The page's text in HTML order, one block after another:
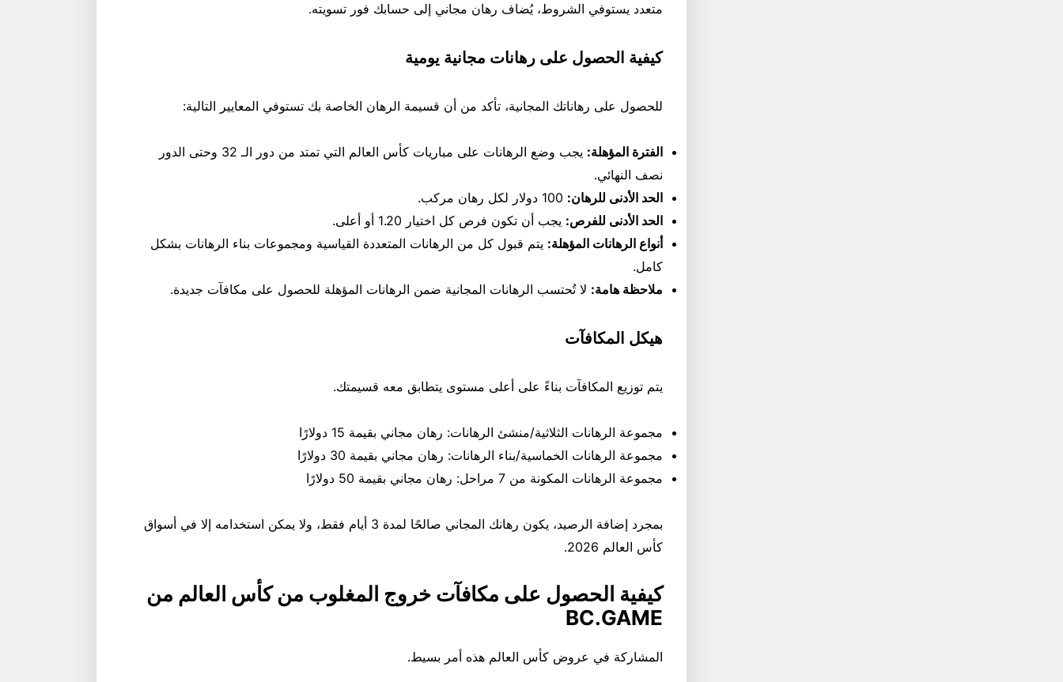
متعدد يستوفي الشروط، يُضاف رهان مجاني إلى حسابك فور تسويته.
كيفية الحصول على رهانات مجانية يومية
للحصول على رهاناتك المجانية، تأكد من أن قسيمة الرهان الخاصة بك تستوفي المعايير التالية:
الفترة المؤهلة:
يجب وضع الرهانات على مباريات كأس العالم التي تمتد من دور الـ 32 وحتى الدور
نصف النهائي.
الحد الأدنى للرهان:
الحد الأدنى للفرص: يجب أن تكون فرص كل اختيار 1.20 أو أعلى.
أنواع الرهانات المؤهلة: يتم قبول كل من الرهانات المتعددة القياسية ومجموعات بناء الرهانات بشكل
كامل.
ملاحظة هامة: لا تُحتسب الرهانات المجانية ضمن الرهانات المؤهلة للحصول على مكافآت جديدة.
هيكل المكافآت
يتم توزيع المكافآت بناءً على أعلى مستوى يتطابق معه قسيمتك.
مجموعة الرهانات الثلاثية/منشئ الرهانات: رهان مجاني بقيمة 15 دولارًا
مجموعة الرهانات الخماسية/بناء الرهانات: رهان مجاني بقيمة 30 دولارًا
مجموعة الرهانات المكونة من 7 مراحل: رهان مجاني بقيمة 50 دولارًا
بمجرد إضافة الرصيد، يكون رهانك المجاني صالحًا لمدة 3 أيام فقط، ولا يمكن استخدامه إلا في أسواق
كأس العالم 2026.
كيفية الحصول على مكافآت خروج المغلوب من كأس العالم من
BC.GAME
المشاركة في عروض كأس العالم هذه أمر بسيط.